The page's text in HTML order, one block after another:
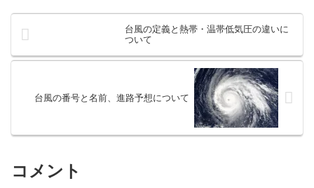
す。 今日は...
蝕部分が結構あってひび割れや
欠損部分が目立ち...
台風の定義と熱帯・温帯低気圧の違いに
ついて
台風の番号と名前、進路予想について
コメント